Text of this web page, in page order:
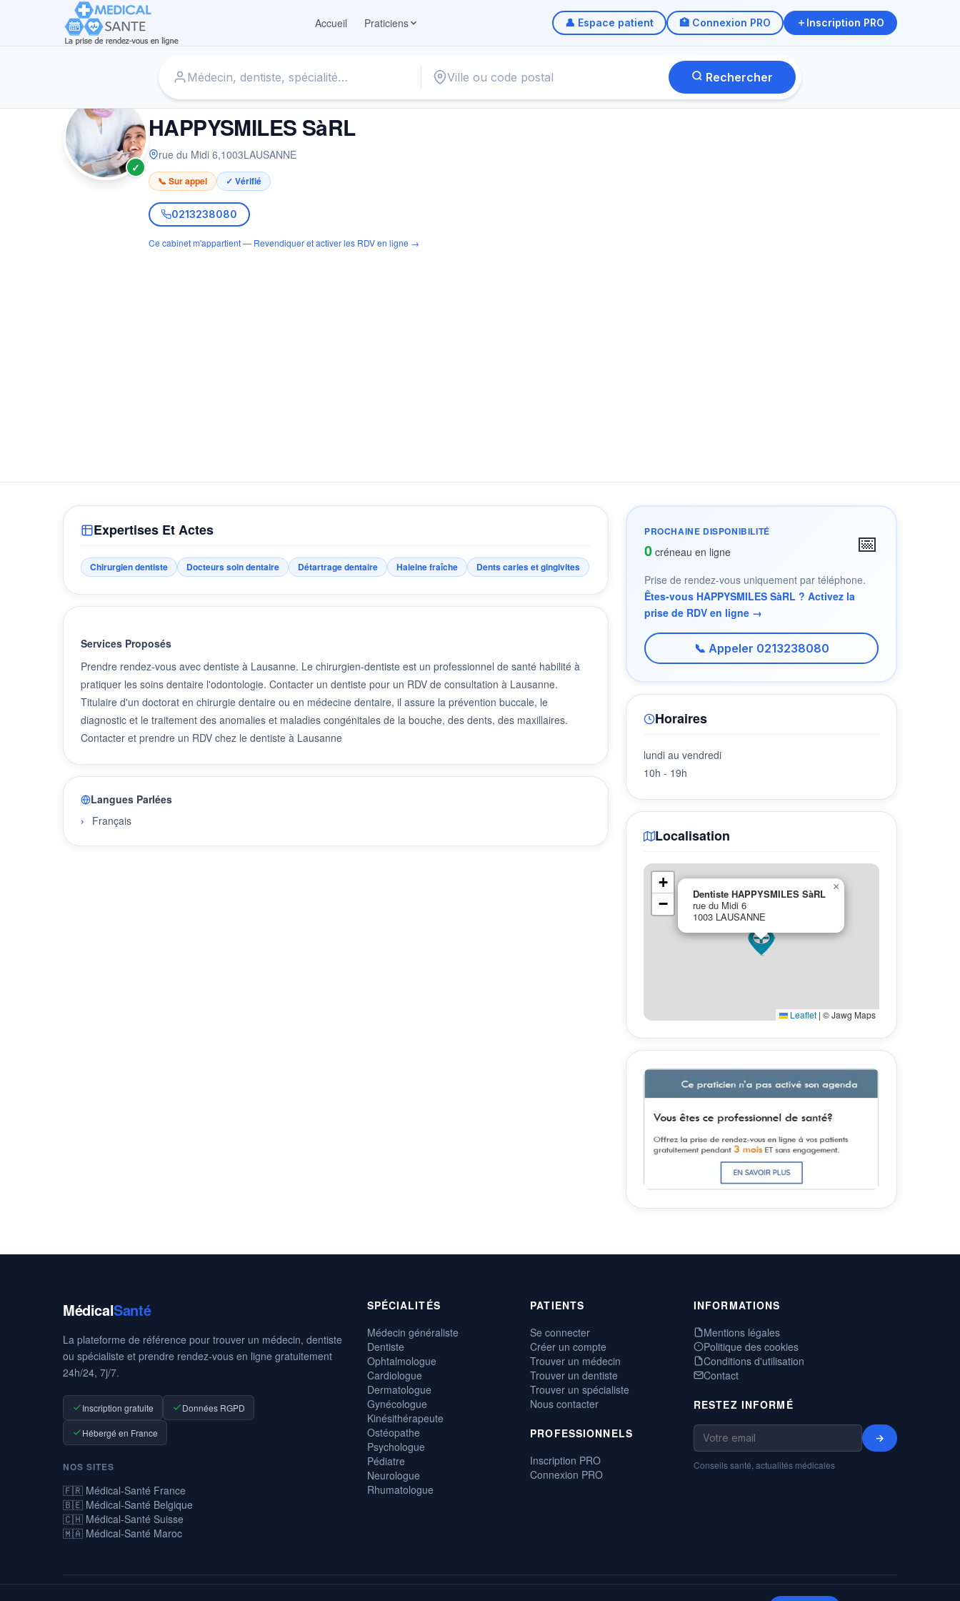
Accueil
Praticiens 👤 Espace patient 🏥 Connexion PRO Inscription PRO
Rechercher
✓
DENTISTE
HAPPYSMILES SàRL
rue du Midi 6,1003LAUSANNE
📞 Sur appel ✓ Vérifié
0213238080
Ce cabinet m'appartient — Revendiquer et activer les RDV en ligne →
Expertises Et Actes
Chirurgien dentiste Docteurs soin dentaire Détartrage dentaire Haleine fraîche Dents caries et gingivites
Services Proposés
Prendre rendez-vous avec dentiste à Lausanne. Le chirurgien-dentiste est un professionnel de santé habilité à
pratiquer les soins dentaire l'odontologie. Contacter un dentiste pour un RDV de consultation à Lausanne.
Titulaire d'un doctorat en chirurgie dentaire ou en médecine dentaire, il assure la prévention buccale, le
diagnostic et le traitement des anomalies et maladies congénitales de la bouche, des dents, des maxillaires.
Contacter et prendre un RDV chez le dentiste à Lausanne
Langues Parlées
Français
PROCHAINE DISPONIBILITÉ
0 créneau en ligne 📅
Prise de rendez-vous uniquement par téléphone.
Êtes-vous HAPPYSMILES SàRL ? Activez la
prise de RDV en ligne →
📞 Appeler 0213238080
Horaires
lundi au vendredi
10h - 19h
Localisation
Dentiste HAPPYSMILES SàRL
rue du Midi 6
1003 LAUSANNE
×
+
−
Leaflet | © Jawg Maps
MédicalSanté
La plateforme de référence pour trouver un médecin, dentiste
ou spécialiste et prendre rendez-vous en ligne gratuitement
24h/24, 7j/7.
Inscription gratuite Données RGPD
Hébergé en France
NOS SITES
🇫🇷 Médical-Santé France
🇧🇪 Médical-Santé Belgique
🇨🇭 Médical-Santé Suisse
🇲🇦 Médical-Santé Maroc
SPÉCIALITÉS
Médecin généraliste
Dentiste
Ophtalmologue
Cardiologue
Dermatologue
Gynécologue
Kinésithérapeute
Ostéopathe
Psychologue
Pédiatre
Neurologue
Rhumatologue
PATIENTS
Se connecter
Créer un compte
Trouver un médecin
Trouver un dentiste
Trouver un spécialiste
Nous contacter
PROFESSIONNELS
Inscription PRO
Connexion PRO
INFORMATIONS
Mentions légales
Politique des cookies
Conditions d'utilisation
Contact
RESTEZ INFORMÉ
→
Conseils santé, actualités médicales